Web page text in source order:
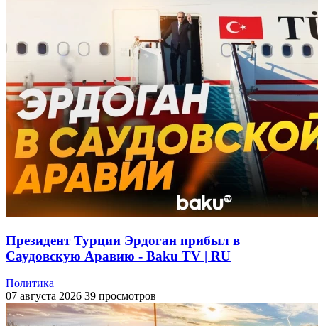
Президент Турции Эрдоган прибыл в
Саудовскую Аравию - Baku TV | RU
Политика
07 августа 2026 39 просмотров